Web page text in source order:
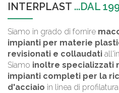
INTERPLAST ...DAL
Siamo in grado di fornire
impianti per materie
revisionati e collaudati
Siamo inoltre specializzati
impianti completi per la
d'acciaio in linea di